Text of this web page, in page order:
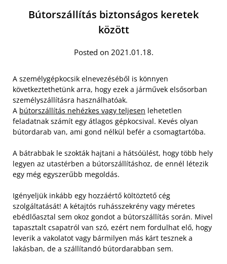
Bútorszállítás biztonságos keretek
között
Posted on 2021.01.18.
A személygépkocsik elnevezéséből is könnyen
következtethetünk arra, hogy ezek a járművek elsősorban
személyszállításra használhatóak.
A bútorszállítás nehézkes vagy teljesen lehetetlen
feladatnak számít egy átlagos gépkocsival. Kevés olyan
bútordarab van, ami gond nélkül befér a csomagtartóba.
A bátrabbak le szokták hajtani a hátsóülést, hogy több hely
legyen az utastérben a bútorszállításhoz, de ennél létezik
egy még egyszerűbb megoldás.
Igényeljük inkább egy hozzáértő költöztető cég
szolgáltatását! A kétajtós ruhásszekrény vagy méretes
ebédlőasztal sem okoz gondot a bútorszállítás során. Mivel
tapasztalt csapatról van szó, ezért nem fordulhat elő, hogy
leverik a vakolatot vagy bármilyen más kárt tesznek a
lakásban, de a szállítandó bútordarabban sem.